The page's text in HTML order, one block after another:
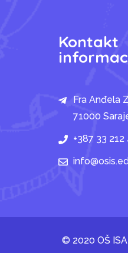
Kontakt
Fra Anđela
71000
+387 33 212
© 2020 OŠ